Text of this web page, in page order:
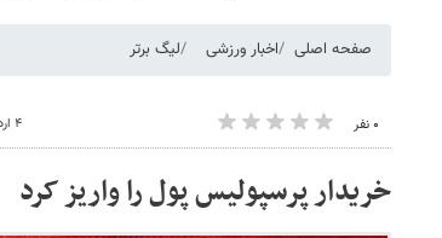
صفحه اصلی اخبار ورزشی لیگ برتر
۰ نفر ۴ اردیبهشت ۱۴۰۳ - ۰۹:۲۵
خریدار پرسپولیس پول را واریز کرد